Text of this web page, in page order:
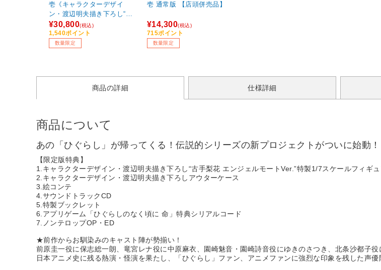
壱《キャラクターデザイ
ン・渡辺明夫描き下ろし“古
手梨花 エンジェルモートVe
r.”特製1/7スケールフィギュ
ア付き完全数量限定版》 Blu
¥30,800(税込)
1,540ポイント
数量限定
壱 通常版 【店頭併売品】
¥14,300(税込)
715ポイント
数量限定
商品の詳細 仕様詳細
商品について
あの「ひぐらし」が帰ってくる！伝説的シリーズの新プロジェクトがついに始動！
【限定版特典】
1.キャラクターデザイン・渡辺明夫描き下ろし“古手梨花 エンジェルモートVer.”特製1/7スケールフィギ
2.キャラクターデザイン・渡辺明夫描き下ろしアウターケース
3.絵コンテ
4.サウンドトラックCD
5.特製ブックレット
6.アプリゲーム「ひぐらしのなく頃に 命」特典シリアルコード
7.ノンテロップOP・ED
★前作からお馴染みのキャスト陣が勢揃い！
前原圭一役に保志総一朗、竜宮レナ役に中原麻衣、園崎魅音・園崎詩音役にゆきのさつき、北条沙都子役
日本アニメ史に残る熱演・怪演を果たし、「ひぐらし」ファン、アニメファンに強烈な印象を残した声優